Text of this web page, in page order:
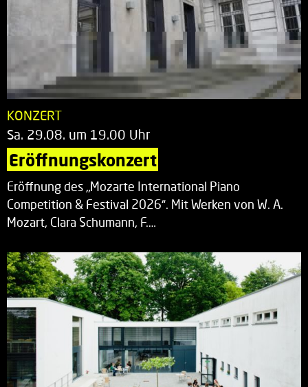
KONZERT
Sa. 29.08. um 19.00 Uhr
Eröffnungskonzert
Eröffnung des „Mozarte International Piano
Competition & Festival 2026“. Mit Werken von W. A.
Mozart, Clara Schumann, F.…